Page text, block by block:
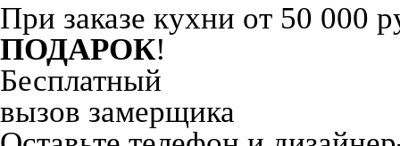
При заказе кухни от 50 000
ПОДАРОК!
Бесплатный
вызов замерщика